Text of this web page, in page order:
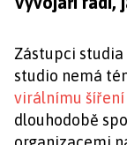
Zástupci
studio nemá
virálnímu
dlouhodobě